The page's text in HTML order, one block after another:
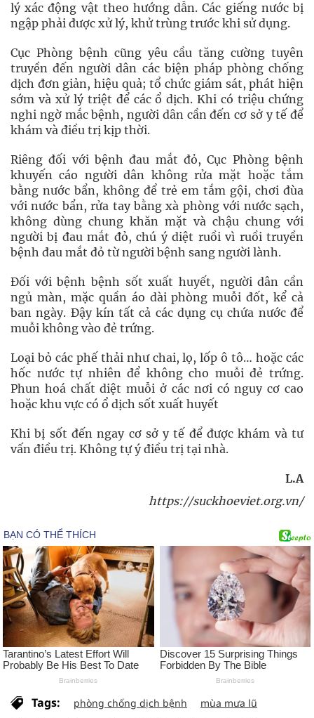
lý xác động vật theo hướng dẫn. Các giếng nước bị
ngập phải được xử lý, khử trùng trước khi sử dụng.
Cục Phòng bệnh cũng yêu cầu tăng cường tuyên
truyền đến người dân các biện pháp phòng chống
dịch đơn giản, hiệu quả; tổ chức giám sát, phát hiện
sớm và xử lý triệt để các ổ dịch. Khi có triệu chứng
nghi ngờ mắc bệnh, người dân cần đến cơ sở y tế để
khám và điều trị kịp thời.
Riêng đối với bệnh đau mắt đỏ, Cục Phòng bệnh
khuyến cáo người dân không rửa mặt hoặc tắm
bằng nước bẩn, không để trẻ em tắm gội, chơi đùa
với nước bẩn, rửa tay bằng xà phòng với nước sạch,
không dùng chung khăn mặt và chậu chung với
người bị đau mắt đỏ, chú ý diệt ruồi vì ruồi truyền
bệnh đau mắt đỏ từ người bệnh sang người lành.
Đối với bệnh bệnh sốt xuất huyết, người dân cần
ngủ màn, mặc quần áo dài phòng muỗi đốt, kể cả
ban ngày. Đậy kín tất cả các dụng cụ chứa nước để
muỗi không vào đẻ trứng.
Loại bỏ các phế thải như chai, lọ, lốp ô tô… hoặc các
hốc nước tự nhiên để không cho muỗi đẻ trứng.
Phun hoá chất diệt muỗi ở các nơi có nguy cơ cao
hoặc khu vực có ổ dịch sốt xuất huyết
Khi bị sốt đến ngay cơ sở y tế để được khám và tư
vấn điều trị. Không tự ý điều trị tại nhà.
L.A
https://suckhoeviet.org.vn/
Tags: phòng chống dịch bệnh
mùa mưa lũ